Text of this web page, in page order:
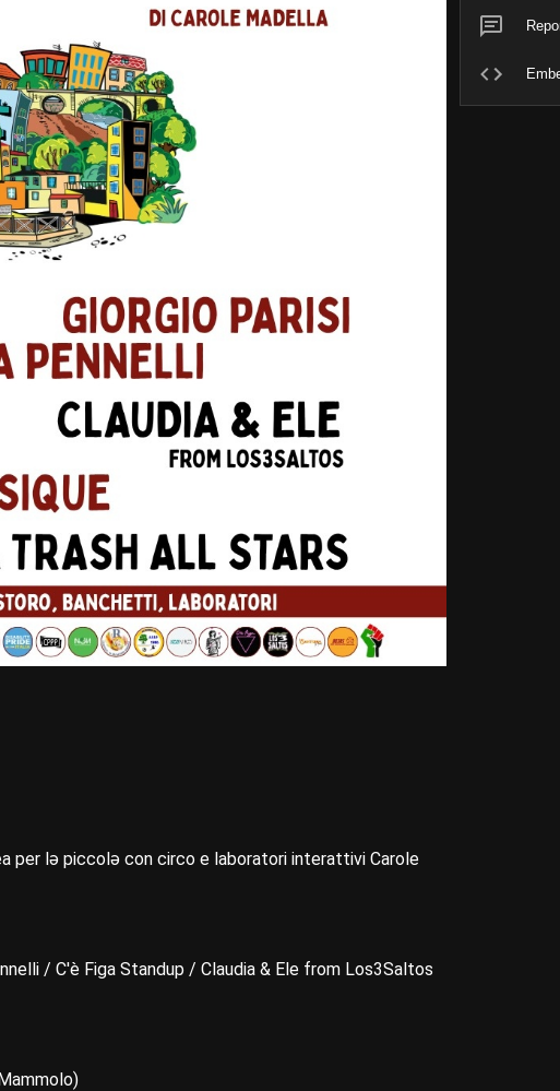
per lə piccolə con circo e laboratori interattivi Carole
/ C'è Figa Standup / Claudia & Ele from Los3Saltos